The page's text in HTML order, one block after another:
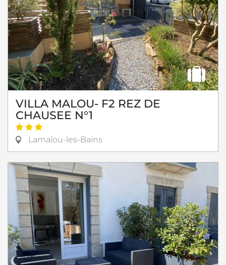
VILLA MALOU- F2 REZ DE
CHAUSEE N°1
Lamalou-les-Bains